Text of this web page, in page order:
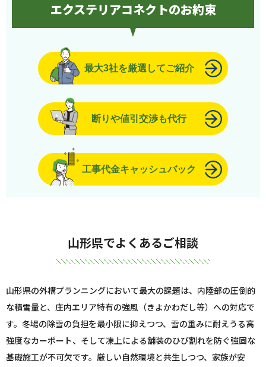
エクステリアコネクトのお約束
最大3社を厳選してご紹介
断りや値引交渉も代行
工事代金キャッシュバック
山形県でよくあるご相談
山形県の外構プランニングにおいて最大の課題は、内陸部の圧倒的
な積雪量と、庄内エリア特有の強風（きよかわだし等）への対応で
す。冬場の除雪の負担を最小限に抑えつつ、雪の重みに耐えうる高
強度なカーポート、そして凍上による舗装のひび割れを防ぐ強固な
基礎施工が不可欠です。厳しい自然環境と共生しつつ、家族が安